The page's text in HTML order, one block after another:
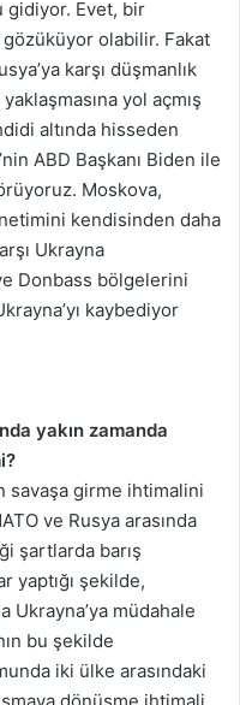
gidiyor. Evet, bir
gözüküyor olabilir. Fakat
karşı düşmanlık
yol açmış
altında hisseden
ABD Başkanı Biden ile
Moskova,
kendisinden daha
Ukrayna
Donbass bölgelerini
kaybediyor
yakın zamanda
savaşa girme ihtimalini
ve Rusya arasında
şartlarda barış
yaptığı şekilde,
Ukrayna’ya müdahale
bu şekilde
iki ülke arasındaki